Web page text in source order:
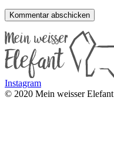
Instagram
© 2020 Mein weisser Elefant